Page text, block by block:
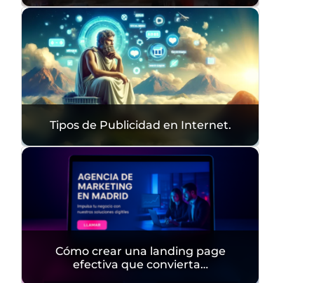
Tipos de Publicidad en Internet.
Cómo crear una landing page
efectiva que convierta…